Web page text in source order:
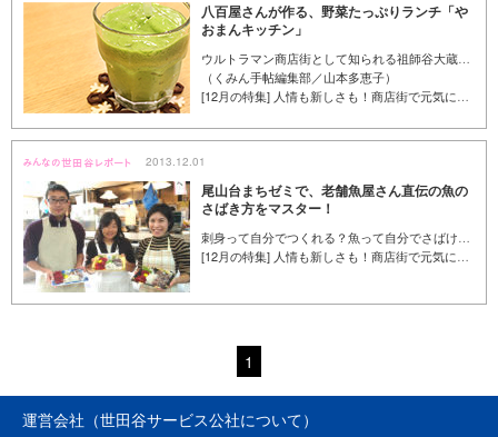
八百屋さんが作る、野菜たっぷりランチ「や
おまんキッチン」
（くみん手帖編集部／山本多恵子）
[12月の特集] 人情も新しさも！商店街で元気になる買い物を
2013.12.01
尾山台まちゼミで、老舗魚屋さん直伝の魚の
さばき方をマスター！
[12月の特集] 人情も新しさも！商店街で元気になる買い物を
1
運営会社（世田谷サービス公社について）